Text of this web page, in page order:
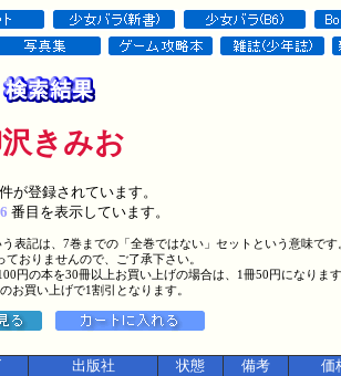
きみお
件が登録されています。
6 番目を表示しています。
表記は、7巻までの「全巻ではない」セットという意味です
ておりませんので、ご了承下さい。
円の本を30冊以上お買い上げの場合は、1冊50円になります
お買い上げで1割引となります。
出版社 状態 備考 価